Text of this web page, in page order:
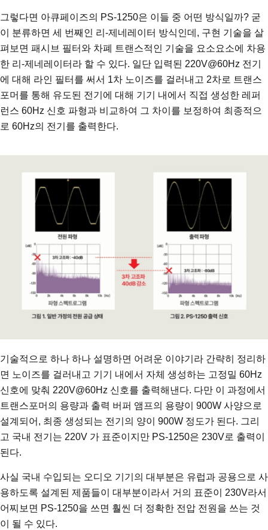
그렇다면 아큐페이즈의 PS-1250은 이들 중 어떤 방식일까? 굳
이 분류하면 세 번째인 리-제네레이터 방식인데, 구현 기술을 살
펴보면 패시브 필터와 차폐 트랜스적인 기술을 요소요소에 차용
한 리-제네레이터라 할 수 있다. 일단 입력된 220V@60Hz 전기
에 대해 라인 필터를 써서 1차 노이즈를 걸러내고 2차로 트랜스
포머를 통해 유도된 전기에 대해 기기 내에서 직접 생성한 레퍼
런스 60Hz 신호 파형과 비교하여 그 차이를 보정하여 최종적으
로 60Hz의 전기를 출력한다.
기술적으로 하나 하나 설명하면 어려운 이야기라 간략히 정리하
면 노이즈를 걸러내고 기기 내에서 자체 생성하는 고정밀 60Hz
신호에 맞춰 220V@60Hz 신호를 출력해낸다. 다만 이 과정에서
트랜스포머의 용량과 출력 버퍼 앰프의 용량이 900W 사양으로
설계되어, 최종 생성되는 전기의 양이 900W 정도가 된다. 그리
고 국내 전기는 220V 가 표준이지만 PS-1250은 230V로 출력이
된다.
사실 국내 수입되는 오디오 기기의 대부분은 유럽과 공용으로 사
용하도록 설계된 제품들이 대부분이라서 거의 표준이 230V라서
어찌보면 PS-1250을 쓰면 훨씬 더 정확한 전압 전원을 쓰는 것
이 될 수 있다.